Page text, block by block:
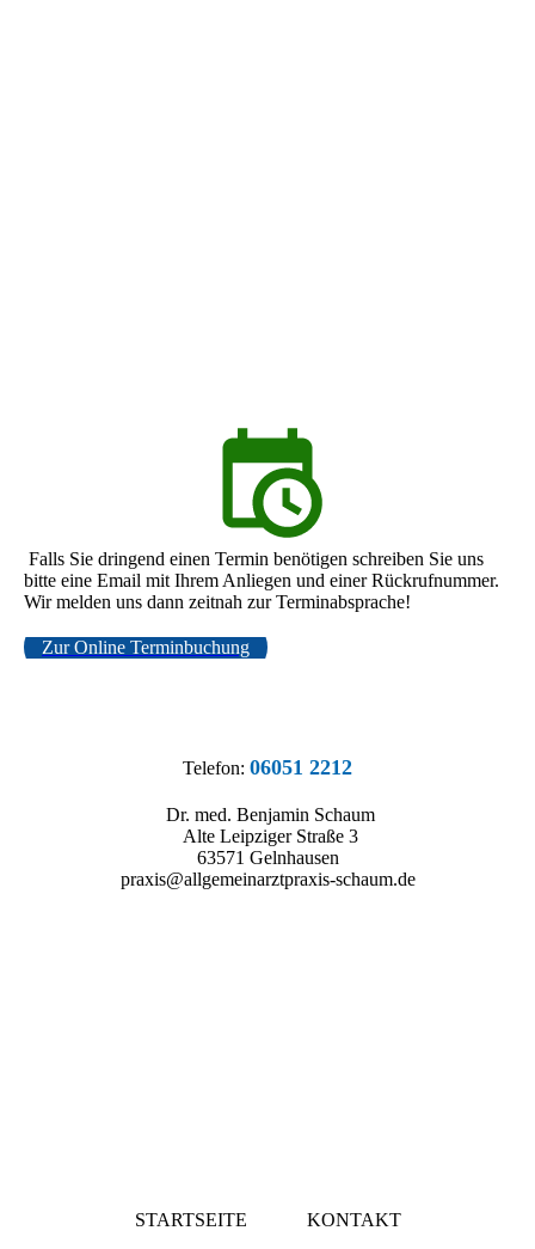
Falls Sie dringend einen Termin benötigen schreiben Sie uns
bitte eine Email mit Ihrem Anliegen und einer Rückrufnummer.
Wir melden uns dann zeitnah zur Terminabsprache!
Zur Online Terminbuchung
Telefon: 06051 2212
Dr. med. Benjamin Schaum
Alte Leipziger Straße 3
63571 Gelnhausen
praxis@allgemeinarztpraxis-schaum.de
STARTSEITE KONTAKT